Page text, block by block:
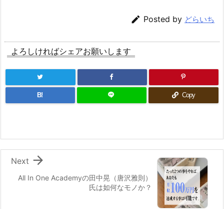
 Posted by どらいち
よろしければシェアお願いします
B! Copy
All In One Academyの田中晃（唐沢雅則）
氏は如何なモノか？

Next